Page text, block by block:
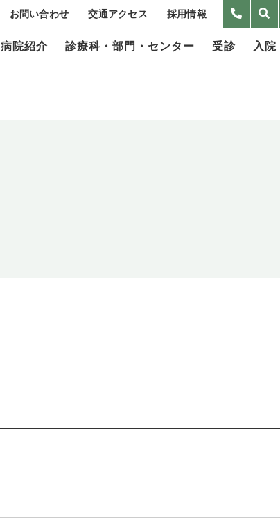
お問い合わせ 交通アクセス 採用情報
病院紹介 診療科・部門・センター 受診 入院